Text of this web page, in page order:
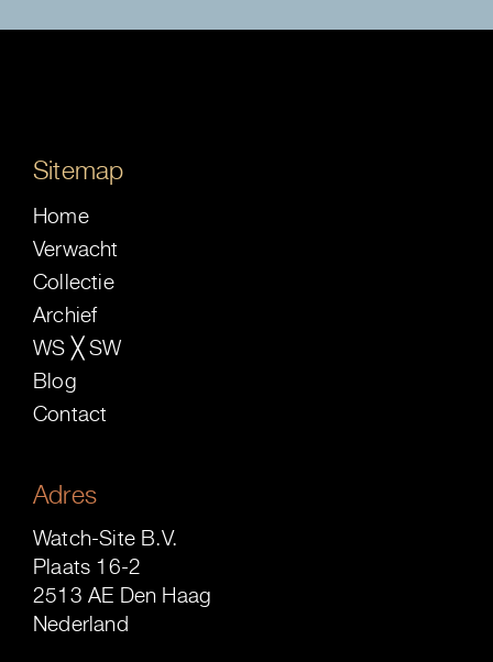
Sitemap
Home
Verwacht
Collectie
Archief
WS ╳ SW
Blog
Contact
Adres
Watch-Site B.V.
Plaats 16-2
2513 AE Den Haag
Nederland